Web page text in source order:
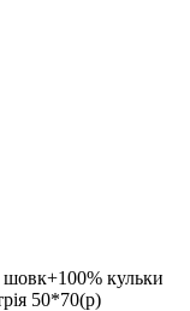
кульки
50*70(р)